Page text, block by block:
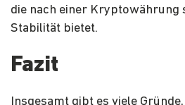
die nach einer Kryptowährung
Stabilität bietet.
Fazit
Insgesamt gibt es viele